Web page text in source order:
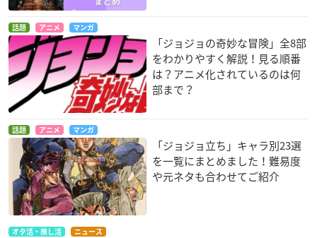
話題 アニメ マンガ
「ジョジョの奇妙な冒険」全8部
をわかりやすく解説！見る順番
は？アニメ化されているのは何
部まで？
話題 アニメ マンガ
「ジョジョ立ち」キャラ別23選
を一覧にまとめました！難易度
や元ネタも合わせてご紹介
オタ活・推し活 ニュース